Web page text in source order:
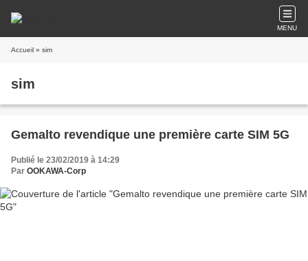
MENU
Accueil » sim
sim
Gemalto revendique une première carte SIM 5G
Publié le 23/02/2019 à 14:29
Par OOKAWA-Corp